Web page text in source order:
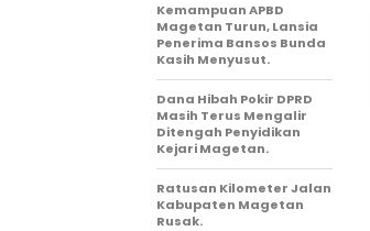
Kemampuan APBD
Magetan Turun, Lansia
Penerima Bansos Bunda
Kasih Menyusut.
Dana Hibah Pokir DPRD
Masih Terus Mengalir
Ditengah Penyidikan
Kejari Magetan.
Ratusan Kilometer Jalan
Kabupaten Magetan
Rusak.